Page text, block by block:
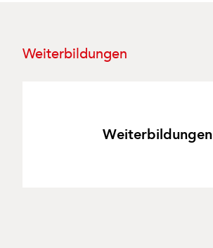
Weiterbildungen
Weiterbildungen